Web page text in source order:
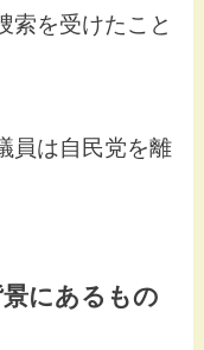
索を受けたこと
員は自民党を離
にあるもの